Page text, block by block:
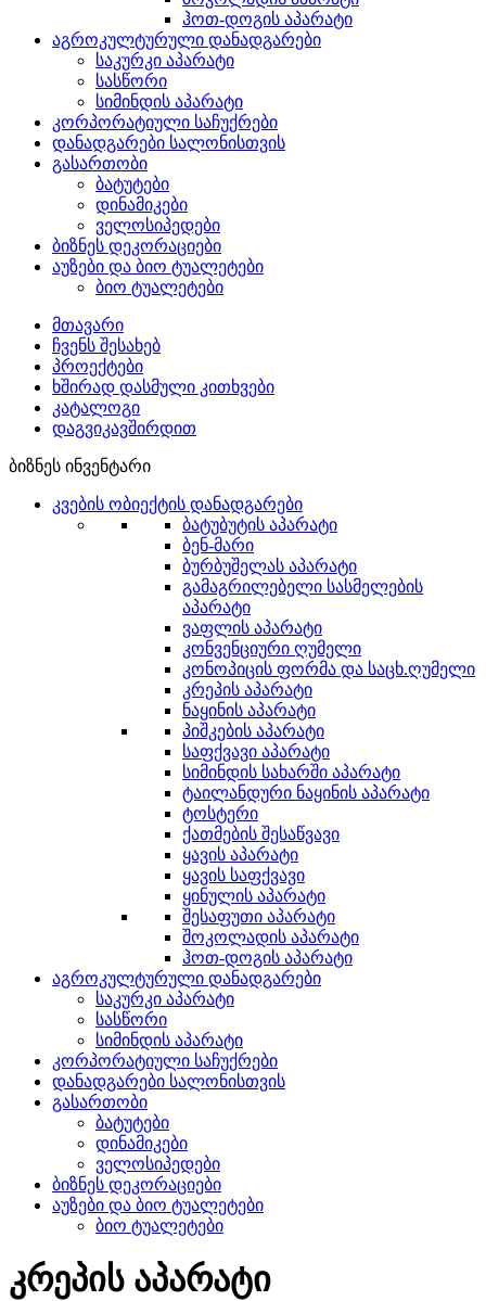
ჰოთ-დოგის აპარატი
აგროკულტურული დანადგარები
საკურკი აპარატი
სასწორი
სიმინდის აპარატი
კორპორატიული საჩუქრები
დანადგარები სალონისთვის
გასართობი
ბატუტები
დინამიკები
ველოსიპედები
ბიზნეს დეკორაციები
აუზები და ბიო ტუალეტები
ბიო ტუალეტები
მთავარი
ჩვენს შესახებ
პროექტები
ხშირად დასმული კითხვები
კატალოგი
დაგვიკავშირდით
ბიზნეს ინვენტარი
კვების ობიექტის დანადგარები
ბატუბუტის აპარატი
ბენ-მარი
ბურბუშელას აპარატი
გამაგრილებელი სასმელების
აპარატი
ვაფლის აპარატი
კონვენციური ღუმელი
კონოპიცის ფორმა და საცხ.ღუმელი
კრეპის აპარატი
ნაყინის აპარატი
პიშკების აპარატი
საფქვავი აპარატი
სიმინდის სახარში აპარატი
ტაილანდური ნაყინის აპარატი
ტოსტერი
ქათმების შესაწვავი
ყავის აპარატი
ყავის საფქვავი
ყინულის აპარატი
შესაფუთი აპარატი
შოკოლადის აპარატი
ჰოთ-დოგის აპარატი
აგროკულტურული დანადგარები
საკურკი აპარატი
სასწორი
სიმინდის აპარატი
კორპორატიული საჩუქრები
დანადგარები სალონისთვის
გასართობი
ბატუტები
დინამიკები
ველოსიპედები
ბიზნეს დეკორაციები
აუზები და ბიო ტუალეტები
ბიო ტუალეტები
კრეპის აპარატი